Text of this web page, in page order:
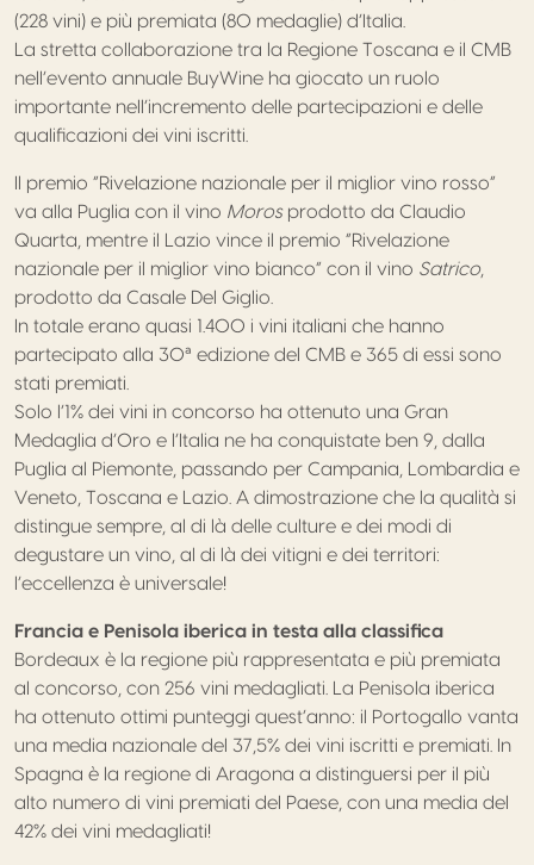
(228 vini) e più premiata (80 medaglie) d’Italia.
La stretta collaborazione tra la Regione Toscana e il CMB
nell’evento annuale BuyWine ha giocato un ruolo
importante nell’incremento delle partecipazioni e delle
qualificazioni dei vini iscritti.
Il premio “Rivelazione nazionale per il miglior vino rosso”
va alla Puglia con il vino Moros prodotto da Claudio
Quarta, mentre il Lazio vince il premio “Rivelazione
nazionale per il miglior vino bianco” con il vino Satrico
prodotto da Casale Del Giglio.
In totale erano quasi 1.400 i vini italiani che hanno
partecipato alla 30ª edizione del CMB e 365 di essi sono
stati premiati.
Solo l’1% dei vini in concorso ha ottenuto una Gran
Medaglia d’Oro e l’Italia ne ha conquistate ben 9, dalla
Puglia al Piemonte, passando per Campania, Lombardia e
Veneto, Toscana e Lazio. A dimostrazione che la qualità si
distingue sempre, al di là delle culture e dei modi di
degustare un vino, al di là dei vitigni e dei territori:
l’eccellenza è universale!
Francia e Penisola iberica in testa alla classifica
Bordeaux è la regione più rappresentata e più premiata
al concorso, con 256 vini medagliati. La Penisola iberica
ha ottenuto ottimi punteggi quest’anno: il Portogallo vanta
una media nazionale del 37,5% dei vini iscritti e premiati. In
Spagna è la regione di Aragona a distinguersi per il più
alto numero di vini premiati del Paese, con una media del
42% dei vini medagliati!